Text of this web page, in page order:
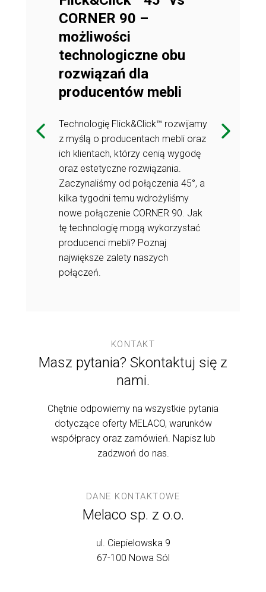
mebli,
CORNER 90 –
możliwości
technologiczne obu
rozwiązań dla
producentów mebli
Technologię Flick&Click™ rozwijamy
z myślą o producentach mebli oraz
ich klientach, którzy cenią wygodę
oraz estetyczne rozwiązania.
Zaczynaliśmy od połączenia 45°, a
kilka tygodni temu wdrożyliśmy
nowe połączenie CORNER 90. Jak
tę technologię mogą wykorzystać
producenci mebli? Poznaj
największe zalety naszych
połączeń.
meblowych
KONTAKT
Masz pytania? Skontaktuj się z
nami.
Chętnie odpowiemy na wszystkie pytania
dotyczące oferty MELACO, warunków
współpracy oraz zamówień. Napisz lub
zadzwoń do nas.
DANE KONTAKTOWE
Melaco sp. z o.o.
ul. Ciepielowska 9
67-100 Nowa Sól